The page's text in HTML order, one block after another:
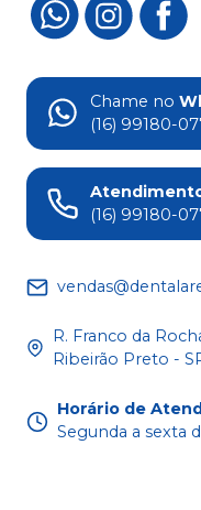
Chame no
(16) 99180-
(16) 99180-
R. Franco da
Ribeirão Preto -
Horário de
Segunda a sexta